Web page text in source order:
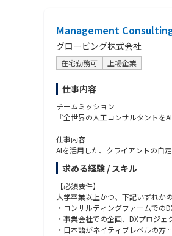
・大手自動車会社の経営統合シナ
・大手自動車会社のグローバル品
・大手自動車会社のR&Dリソース
・大手製薬会社のグローバルDX(変
・大手電機会社の新規事業創出 他
・自身の変化や成長を楽しめる方
・知的好奇心・知的タフネスがあ
・将来の事業家・起業家・経営者
Management
グロービング株式会社
在宅勤務可 上場企業
仕事内容
チームミッション
『全世界の人工コンサルタントを
仕事内容
AIを活用した、クライアントの自
Management Consultingでは、従
現在コンサルティング業界では“
支援スタイルが増えつつあります。
我々の実行支援は、あくまでクラ
ティングを実施しています。
チームとしても 「たのしいコン
求める経験 / スキル
【必須要件】
大学卒業以上かつ、下記いずれか
・コンサルティングファームでの
・事業会社での企画、DXプロジ
・日本語がネイティブレベルの方